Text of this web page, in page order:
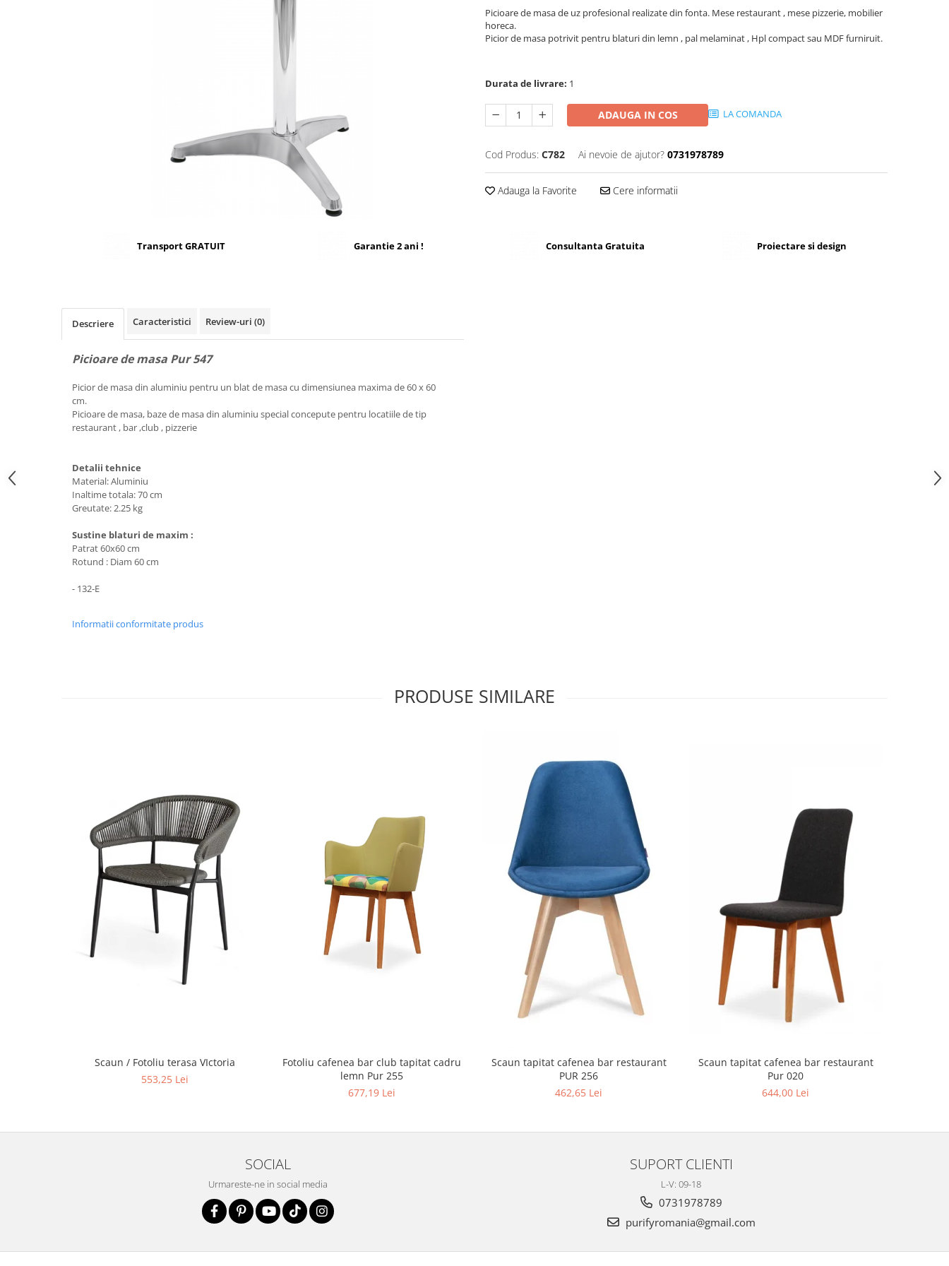
Picioare de masa de uz profesional realizate din fonta. Mese restaurant , mese pizzerie, mobilier
horeca.
Picior de masa potrivit pentru blaturi din lemn , pal melaminat , Hpl compact sau MDF furniruit.
Durata de livrare: 1
ADAUGA IN COS LA COMANDA
Cod Produs: C782 Ai nevoie de ajutor? 0731978789
Adauga la Favorite Cere informatii
Transport GRATUIT Garantie 2 ani ! Consultanta Gratuita Proiectare si design
Descriere Caracteristici Review-uri (0)
Picioare de masa Pur 547
Picior de masa din aluminiu pentru un blat de masa cu dimensiunea maxima de 60 x 60
cm.
Picioare de masa, baze de masa din aluminiu special concepute pentru locatiile de tip
restaurant , bar ,club , pizzerie
Detalii tehnice
Material: Aluminiu
Inaltime totala: 70 cm
Greutate: 2.25 kg
Sustine blaturi de maxim :
Patrat 60x60 cm
Rotund : Diam 60 cm
- 132-E
Informatii conformitate produs
PRODUSE SIMILARE
Scaun / Fotoliu terasa VIctoria
553,25 Lei
Fotoliu cafenea bar club tapitat cadru
lemn Pur 255
677,19 Lei
Scaun tapitat cafenea bar restaurant
PUR 256
462,65 Lei
Scaun tapitat cafenea bar restaurant
Pur 020
644,00 Lei
SOCIAL
Urmareste-ne in social media
SUPORT CLIENTI
L-V: 09-18
0731978789
purifyromania@gmail.com